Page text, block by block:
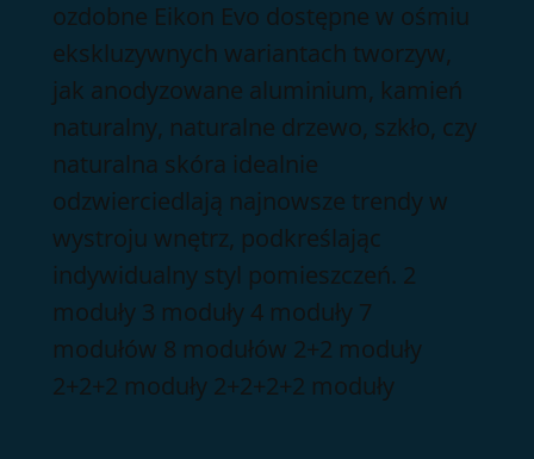
ozdobne Eikon Evo dostępne w ośmiu
ekskluzywnych wariantach tworzyw,
jak anodyzowane aluminium, kamień
naturalny, naturalne drzewo, szkło, czy
naturalna skóra idealnie
odzwierciedlają najnowsze trendy w
wystroju wnętrz, podkreślając
indywidualny styl pomieszczeń. 2
moduły 3 moduły 4 moduły 7
modułów 8 modułów 2+2 moduły
2+2+2 moduły 2+2+2+2 moduły